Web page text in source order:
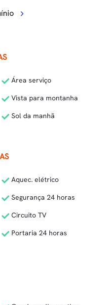
Área serviço
Vista para montanha
Sol da manhã
Aquec. elétrico
Segurança 24 horas
Circuito TV
Portaria 24 horas